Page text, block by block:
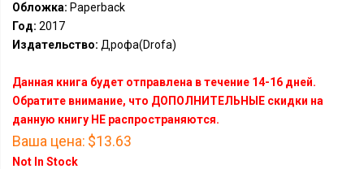
Обложка: Paperback
Год: 2017
Издательство: Дрофа(Drofa)
Данная книга будет отправлена в течение 14-16 дней.
Обратите внимание, что ДОПОЛНИТЕЛЬНЫЕ скидки на
данную книгу НЕ распространяются.
Ваша цена: $13.63
Not In Stock